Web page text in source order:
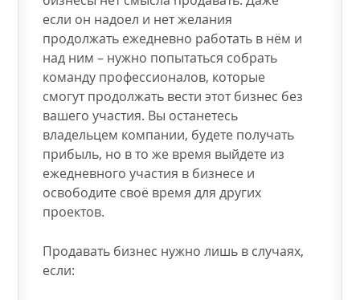
если он надоел и нет желания
продолжать ежедневно работать в нём и
над ним – нужно попытаться собрать
команду профессионалов, которые
смогут продолжать вести этот бизнес без
вашего участия. Вы останетесь
владельцем компании, будете получать
прибыль, но в то же время выйдете из
ежедневного участия в бизнесе и
освободите своё время для других
проектов.
Продавать бизнес нужно лишь в случаях,
если: